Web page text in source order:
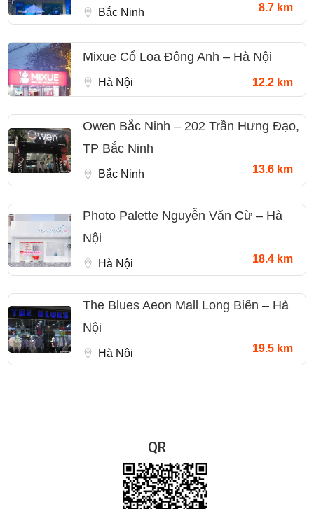
Bắc Ninh 8.7 km
Mixue Cổ Loa Đông Anh – Hà Nội
Hà Nội 12.2 km
Owen Bắc Ninh – 202 Trần Hưng Đạo,
TP Bắc Ninh
Bắc Ninh 13.6 km
Photo Palette Nguyễn Văn Cừ – Hà
Nội
Hà Nội 18.4 km
The Blues Aeon Mall Long Biên – Hà
Nội
Hà Nội 19.5 km
QR